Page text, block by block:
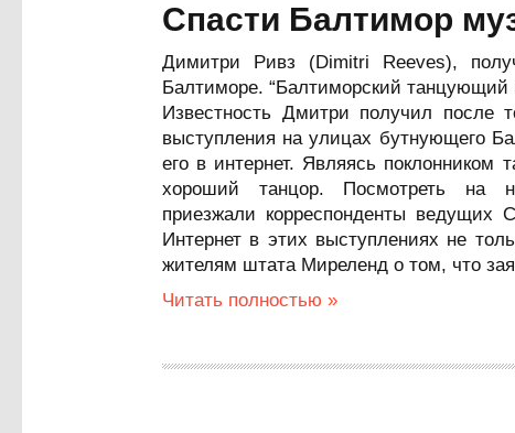
Спасти Балтимор
Димитри Ривз (Dimitri Reeves),
Балтиморе. “Балтиморский танцующий
Известность Дмитри получил после
выступления на улицах бутнующего
его в интернет. Являясь поклонником
хороший танцор. Посмотреть на
приезжали корреспонденты ведущих
Интернет в этих выступлениях не
жителям штата Миреленд о том, что
Читать полностью »